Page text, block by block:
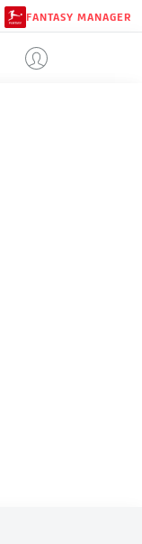
FANTASY MANAGER